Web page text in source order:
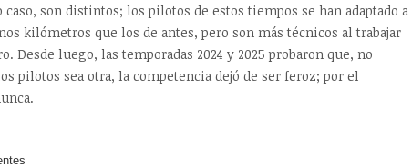
caso, son distintos; los pilotos de estos tiempos se han adaptado a
kilómetros que los de antes, pero son más técnicos al trabajar
Desde luego, las temporadas 2024 y 2025 probaron que, no
pilotos sea otra, la competencia dejó de ser feroz; por el